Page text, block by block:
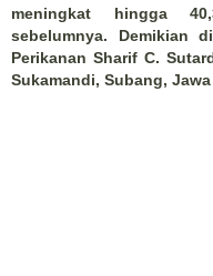
meningkat hingga
sebelumnya. Demikian
Perikanan Sharif C.
Sukamandi, Subang,